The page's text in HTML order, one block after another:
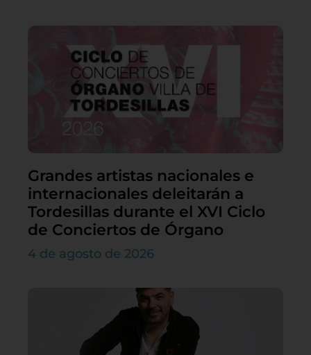
Grandes artistas nacionales e
internacionales deleitarán a
Tordesillas durante el XVI Ciclo
de Conciertos de Órgano
4 de agosto de 2026